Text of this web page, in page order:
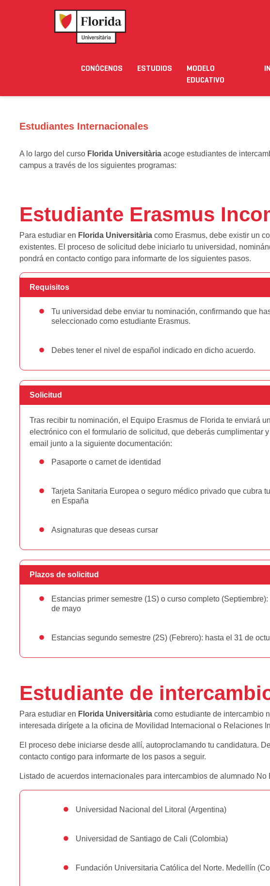
Noticias Eventos Blog Solicita Información Empleo
CONÓCENOS ESTUDIOS
MODELO
EDUCATIVO
ALUMNADO Y PERSONAL DE
FLORIDA UNIVERSITARIA
Estudiantes Internacionales
A lo largo del curso Florida Universitària acoge estudiantes de
campus a través de los siguientes programas:
Estudiante Erasmus
Para estudiar en Florida Universitària como Erasmus, debe existir un
existentes. El proceso de solicitud debe iniciarlo tu universidad,
pondrá en contacto contigo para informarte de los siguientes pasos.
Requisitos
Tu universidad debe enviar tu nominación, confirmando que
seleccionado como estudiante Erasmus.
Debes tener el nivel de español indicado en dicho acuerdo.
Solicitud
Tras recibir tu nominación, el Equipo Erasmus de Florida te enviará
electrónico con el formulario de solicitud, que deberás cumplimentar
email junto a la siguiente documentación:
Pasaporte o carnet de identidad
Tarjeta Sanitaria Europea o seguro médico privado que cubra
en España
Asignaturas que deseas cursar
Plazos de solicitud
Estancias primer semestre (1S) o curso completo
de mayo
Estancias segundo semestre (2S) (Febrero): hasta el 31 de
Estudiante de
Para estudiar en Florida Universitària como estudiante de intercambio
interesada dirígete a la oficina de Movilidad Internacional o Relaciones
El proceso debe iniciarse desde allí, autoproclamando tu candidatura.
contacto contigo para informarte de los pasos a seguir.
Listado de acuerdos internacionales para intercambios de alumnado No
Universidad Nacional del Litoral (Argentina)
Universidad de Santiago de Cali (Colombia)
Fundación Universitaria Católica del Norte. Medellín